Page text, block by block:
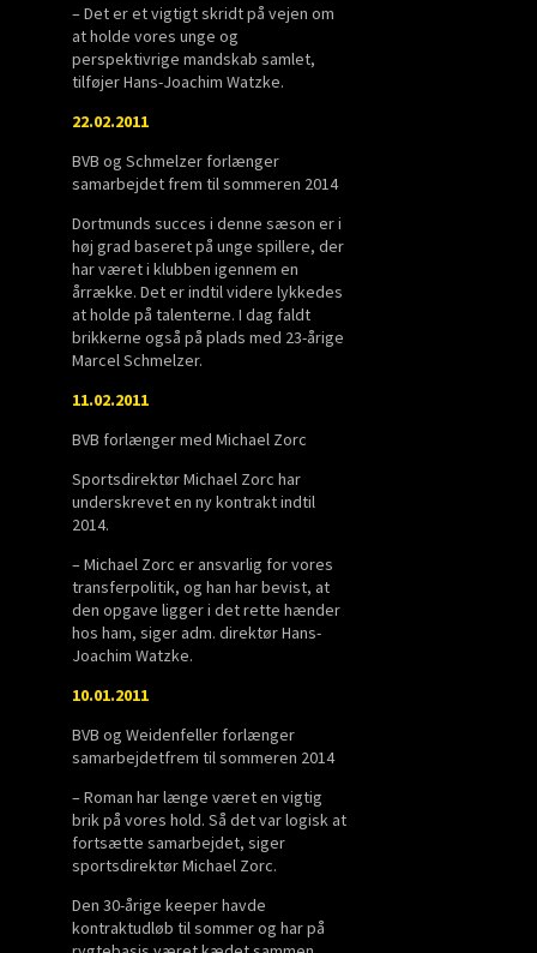
– Det er et vigtigt skridt på vejen om
at holde vores unge og
perspektivrige mandskab samlet,
tilføjer Hans-Joachim Watzke.
22.02.2011
BVB og Schmelzer forlænger
samarbejdet frem til sommeren 2014
Dortmunds succes i denne sæson er i
høj grad baseret på unge spillere, der
har været i klubben igennem en
årrække. Det er indtil videre lykkedes
at holde på talenterne. I dag faldt
brikkerne også på plads med 23-årige
Marcel Schmelzer.
11.02.2011
BVB forlænger med Michael Zorc
Sportsdirektør Michael Zorc har
underskrevet en ny kontrakt indtil
2014.
– Michael Zorc er ansvarlig for vores
transferpolitik, og han har bevist, at
den opgave ligger i det rette hænder
hos ham, siger adm. direktør Hans-
Joachim Watzke.
10.01.2011
BVB og Weidenfeller forlænger
samarbejdetfrem til sommeren 2014
– Roman har længe været en vigtig
brik på vores hold. Så det var logisk at
fortsætte samarbejdet, siger
sportsdirektør Michael Zorc.
Den 30-årige keeper havde
kontraktudløb til sommer og har på